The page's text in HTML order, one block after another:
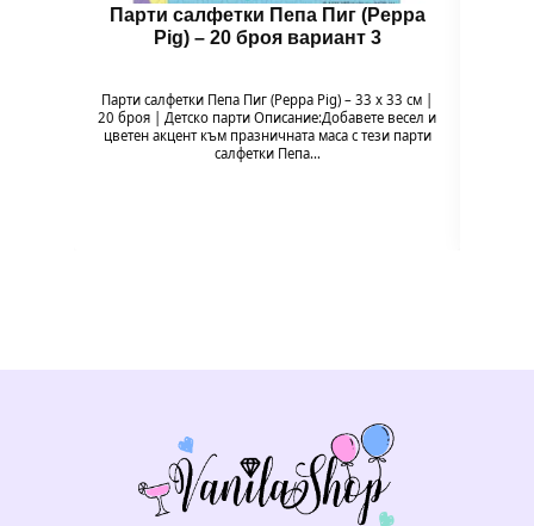
Парти салфетки Пепа Пиг (Peppa
Pig) – 20 броя вариант 3
Парти салфетки Пепа Пиг (Peppa Pig) – 33 x 33 см |
20 броя | Детско парти Описание:Добавете весел и
цветен акцент към празничната маса с тези парти
салфетки Пепа…